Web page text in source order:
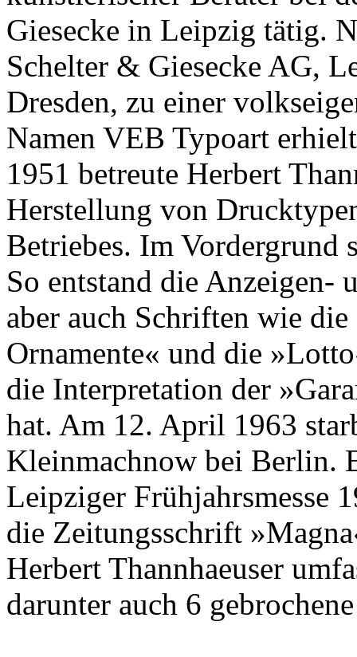
Giesecke in Leipzig tätig.
Schelter & Giesecke AG,
Dresden, zu einer
Namen VEB Typoart
1951 betreute Herbert
Herstellung von
Betriebes. Im Vordergrund
So entstand die Anzeigen-
aber auch Schriften wie
Ornamente« und die
die Interpretation der
hat. Am 12. April 1963
Kleinmachnow bei Berlin.
Leipziger Frühjahrsmesse
die Zeitungsschrift
Herbert Thannhaeuser
darunter auch 6